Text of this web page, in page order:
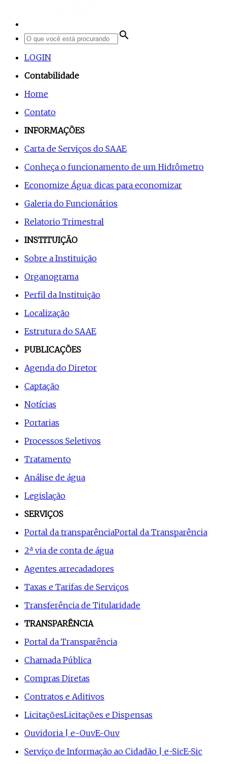
search
LOGIN
Contabilidade
Home
Contato
INFORMAÇÕES
Carta de Serviços do SAAE
Conheça o funcionamento de um Hidrômetro
Economize Água: dicas para economizar
Galeria do Funcionários
Relatorio Trimestral
INSTITUIÇÃO
Sobre a Instituição
Organograma
Perfil da Instituição
Localização
Estrutura do SAAE
PUBLICAÇÕES
Agenda do Diretor
Captação
Notícias
Portarias
Processos Seletivos
Tratamento
Análise de água
Legislação
SERVIÇOS
Portal da transparênciaPortal da Transparência
2ª via de conta de água
Agentes arrecadadores
Taxas e Tarifas de Serviços
Transferência de Titularidade
TRANSPARÊNCIA
Portal da Transparência
Chamada Pública
Compras Diretas
Contratos e Aditivos
LicitaçõesLicitações e Dispensas
Ouvidoria | e-OuvE-Ouv
Serviço de Informação ao Cidadão | e-SicE-Sic